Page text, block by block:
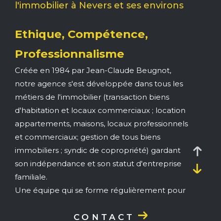
l'immobilier à Nevers et ses environs
Ethique, Compétence,
Professionnalisme
Créée en 1984 par Jean-Claude Beugnot,
notre agence s'est développée dans tous les
métiers de l'immobilier (transaction biens
d'habitation et locaux commerciaux ; location
appartements, maisons, locaux professionnels
et commerciaux; gestion de tous biens
immobiliers ; syndic de copropriété) gardant
son indépendance et son statut d'entreprise
familiale.
Une équipe qui se forme régulièrement pour
meilleurs services.CONTACT
Pièces
1 2 3 4
Ville
Surface
SUPPLÉMENTAIRES